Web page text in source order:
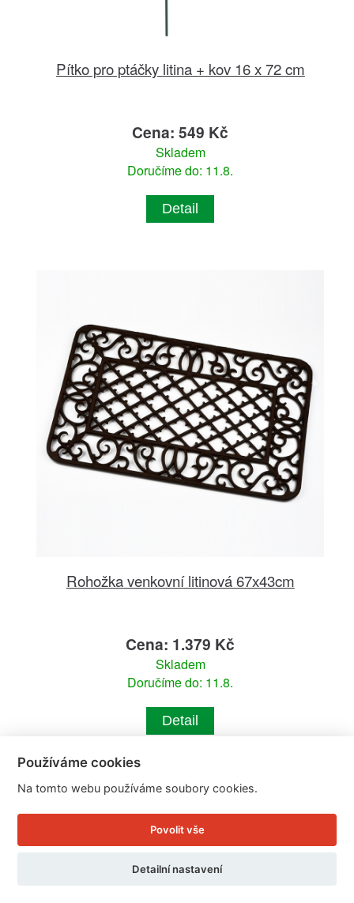
Pítko pro ptáčky litina + kov 16 x 72 cm
Cena: 549 Kč
Skladem
Doručíme do: 11.8.
Detail
Rohožka venkovní litinová 67x43cm
Cena: 1.379 Kč
Skladem
Doručíme do: 11.8.
Detail
Používáme cookies
Na tomto webu používáme soubory cookies.
Povolit vše
Detailní nastavení